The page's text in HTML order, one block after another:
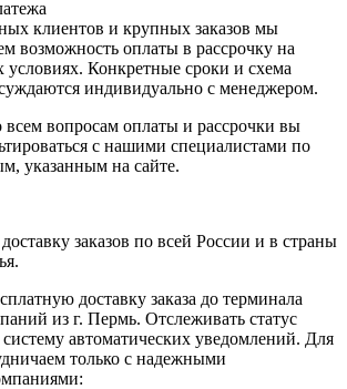
клиентов и крупных заказов мы
возможность оплаты в рассрочку на
условиях. Конкретные сроки и схема
индивидуально с менеджером.
вопросам оплаты и рассрочки вы
с нашими специалистами по
указанным на сайте.
заказов по всей России и в страны
доставку заказа до терминала
из г. Пермь. Отслеживать статус
автоматических уведомлений. Для
только с надежными